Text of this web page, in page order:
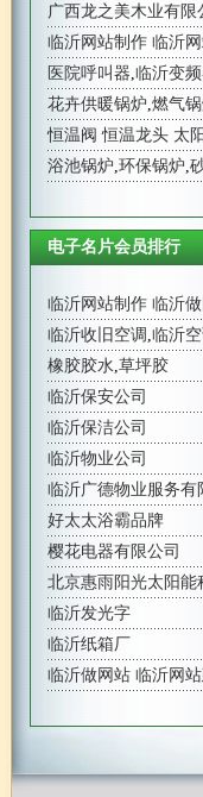
广西龙之美木业有限
临沂网站制作 临沂
医院呼叫器,临沂变
花卉供暖锅炉,燃气
恒温阀 恒温龙头 太
浴池锅炉,环保锅炉,
电子名片会员排行
临沂网站制作 临沂
临沂收旧空调 ,临沂
橡胶胶水,草坪胶
临沂保安公司
临沂保洁公司
临沂物业公司
临沂广德物业服务有
好太太浴霸品牌
樱花电器有限公司
北京惠雨阳光太阳能
临沂发光字
临沂纸箱厂
临沂做网站 临沂网